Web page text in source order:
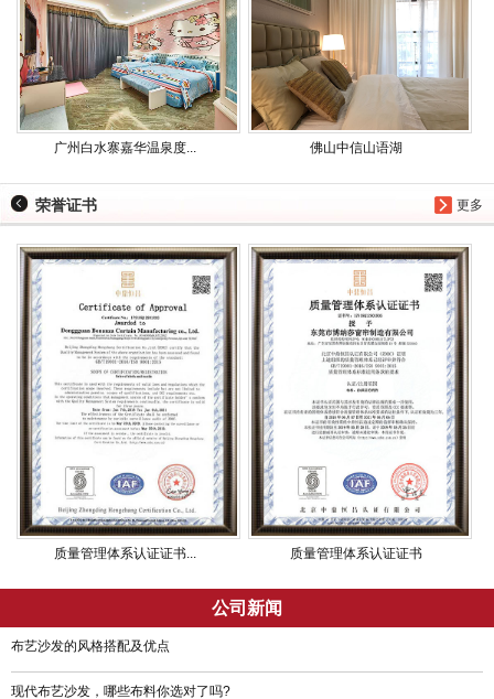
广州白水寨嘉华温泉度... 佛山中信山语湖
更多
荣誉证书
质量管理体系认证证书... 质量管理体系认证证书
公司新闻
布艺沙发的风格搭配及优点
现代布艺沙发，哪些布料你选对了吗?